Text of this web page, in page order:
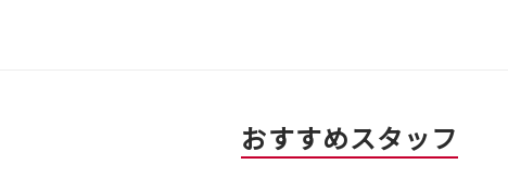
おすすめスタッフ